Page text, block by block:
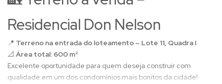
Residencial Don Nelson
📍 Terreno na entrada do loteamento – Lote 11, Quadra I
📐 Área total: 600 m²
Excelente oportunidade para quem deseja construir com
qualidade em um dos condomínios mais bonitos da cidade!